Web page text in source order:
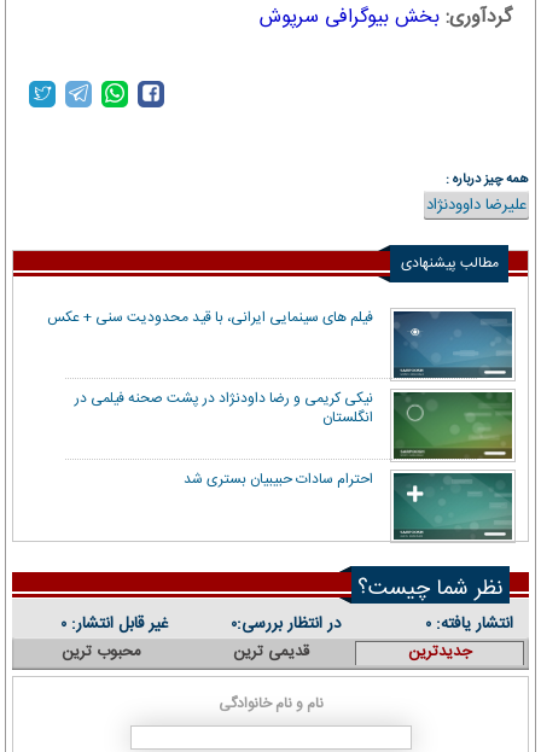
گردآوری:بخش بیوگرافی سرپوش
همه چیز درباره :
علیرضا داوود‌نژاد
مطالب پیشنهادی
فیلم های سینمایی ایرانی، با قید محدودیت سنی + عکس
نیکی کریمی و رضا داودنژاد در پشت صحنه فیلمی در
انگلستان
احترام سادات حبیبیان بستری شد
نظر شما چیست؟
انتشار یافته: ۰ در انتظار بررسی:۰ غیر قابل انتشار: ۰
جدیدترین قدیمی ترین محبوب ترین
نام و نام خانوادگی